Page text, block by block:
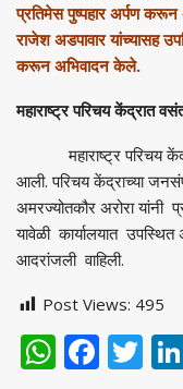
प्रतिमेस पुष्पहार अर्पण
राजेश अडपावार यांच्यासह
करून अभिवादन केले.
महाराष्ट्र परिचय केंद्रात
महाराष्ट्र परिचय
आली. परिचय केंद्राच्या
अमरज्योतकौर अरोरा
यावेळी कार्यालयात उपस्थित
आदरांजली वाहिली.
Post Views: 495